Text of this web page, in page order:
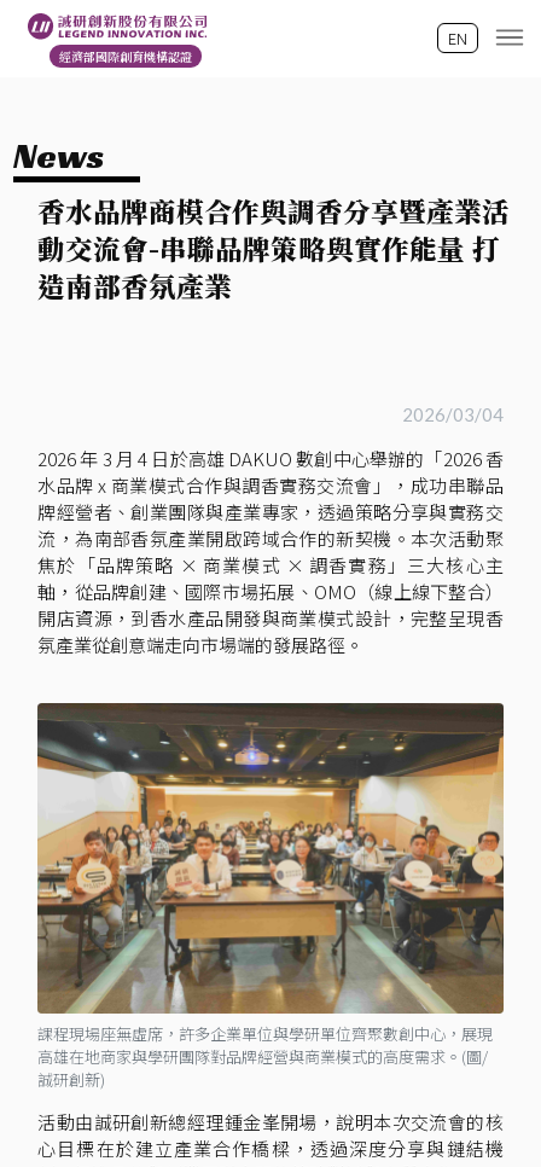
經濟部國際創育機構認證
EN
News
香水品牌商模合作與調香分享暨產業活
動交流會-串聯品牌策略與實作能量 打
造南部香氛產業
2026/03/04
2026 年 3 月 4 日於高雄 DAKUO 數創中心舉辦的「2026 香
水品牌 x 商業模式合作與調香實務交流會」，成功串聯品
牌經營者、創業團隊與產業專家，透過策略分享與實務交
流，為南部香氛產業開啟跨域合作的新契機。本次活動聚
焦於「品牌策略 × 商業模式 × 調香實務」三大核心主
軸，從品牌創建、國際市場拓展、OMO（線上線下整合）
開店資源，到香水產品開發與商業模式設計，完整呈現香
氛產業從創意端走向市場端的發展路徑。
課程現場座無虛席，許多企業單位與學研單位齊聚數創中心，展現
高雄在地商家與學研團隊對品牌經營與商業模式的高度需求。(圖/
誠研創新)
活動由誠研創新總經理鍾金峯開場，說明本次交流會的核
心目標在於建立產業合作橋樑，透過深度分享與鏈結機